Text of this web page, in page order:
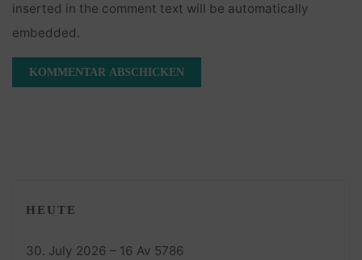
inserted in the comment text will be automatically
embedded.
HEUTE
30. July 2026 – 16 Av 5786